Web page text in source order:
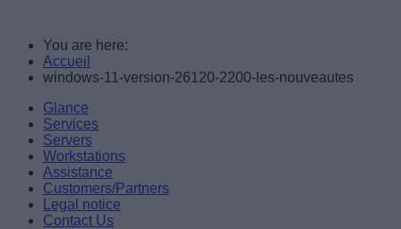
You are here:
Accueil
windows-11-version-26120-2200-les-nouveautes
Glance
Services
Servers
Workstations
Assistance
Customers/Partners
Legal notice
Contact Us